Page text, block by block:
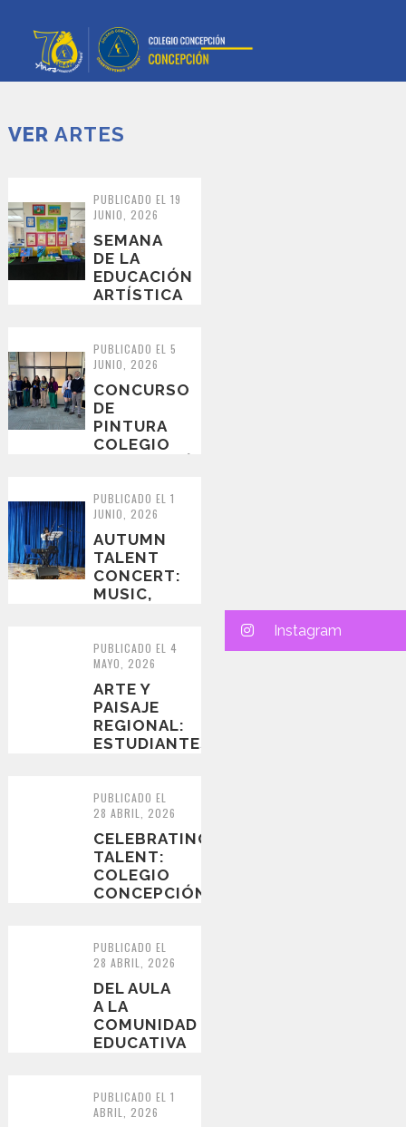
VER ARTES
PUBLICADO EL 19
JUNIO, 2026
SEMANA
DE LA
EDUCACIÓN
ARTÍSTICA
PUBLICADO EL 5
JUNIO, 2026
CONCURSO
DE
PINTURA
COLEGIO
“PATRIMONIO
ARQUITECTÓNICO...
PUBLICADO EL 1
JUNIO, 2026
AUTUMN
TALENT
CONCERT:
MUSIC,
TALENT
COME
TOGETHER
AT C...
PUBLICADO EL 4
MAYO, 2026
ARTE Y
PAISAJE
REGIONAL:
ESTUDIANTES
ARTÍSTICA
EN...
PUBLICADO EL
28 ABRIL, 2026
CELEBRATING
TALENT:
COLEGIO
CONCEPCIÓN
AUTUMN
TALENT
CO...
PUBLICADO EL
28 ABRIL, 2026
DEL AULA
A LA
COMUNIDAD
EDUCATIVA
PUBLICADO EL 1
ABRIL, 2026
Instagram